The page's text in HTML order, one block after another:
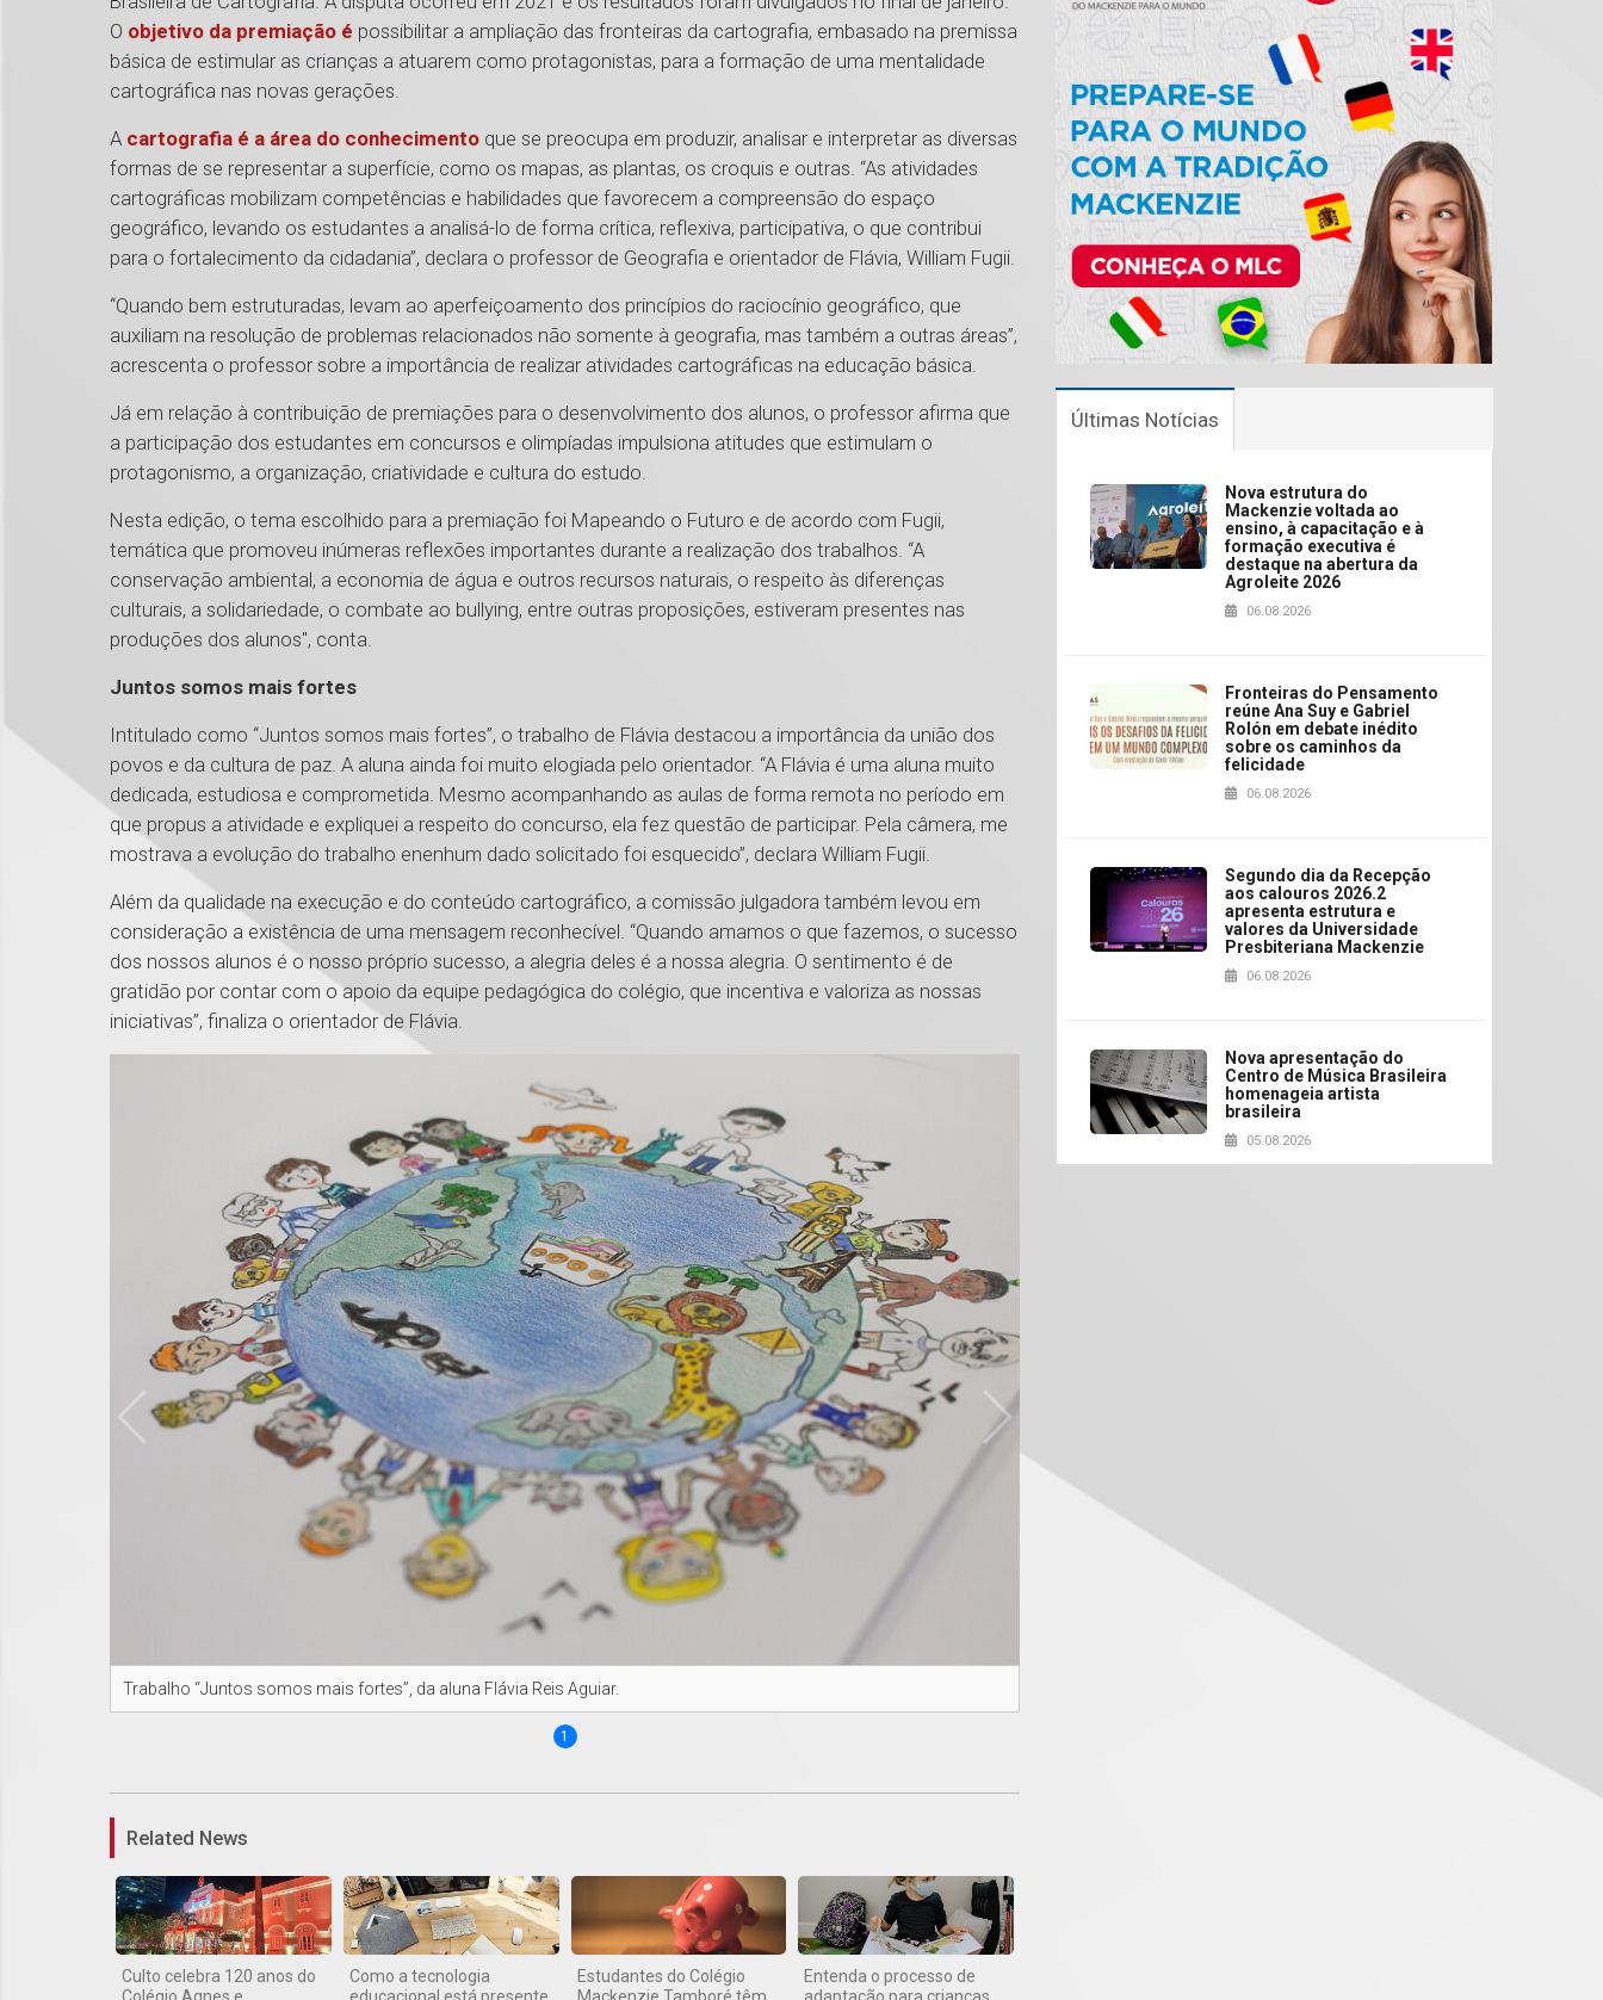
O objetivo da premiação é possibilitar a ampliação das fronteiras da cartografia, embasado na premissa
básica de estimular as crianças a atuarem como protagonistas, para a formação de uma mentalidade
cartográfica nas novas gerações.
A cartografia é a área do conhecimento que se preocupa em produzir, analisar e interpretar as diversas
formas de se representar a superfície, como os mapas, as plantas, os croquis e outras. “As atividades
cartográficas mobilizam competências e habilidades que favorecem a compreensão do espaço
geográfico, levando os estudantes a analisá-lo de forma crítica, reflexiva, participativa, o que contribui
para o fortalecimento da cidadania”, declara o professor de Geografia e orientador de Flávia, William Fugii.
“Quando bem estruturadas, levam ao aperfeiçoamento dos princípios do raciocínio geográfico, que
auxiliam na resolução de problemas relacionados não somente à geografia, mas também a outras áreas”,
acrescenta o professor sobre a importância de realizar atividades cartográficas na educação básica.
Já em relação à contribuição de premiações para o desenvolvimento dos alunos, o professor afirma que
a participação dos estudantes em concursos e olimpíadas impulsiona atitudes que estimulam o
protagonismo, a organização, criatividade e cultura do estudo.
Nesta edição, o tema escolhido para a premiação foi Mapeando o Futuro e de acordo com Fugii,
temática que promoveu inúmeras reflexões importantes durante a realização dos trabalhos. “A
conservação ambiental, a economia de água e outros recursos naturais, o respeito às diferenças
culturais, a solidariedade, o combate ao bullying, entre outras proposições, estiveram presentes nas
produções dos alunos", conta.
Juntos somos mais fortes
Intitulado como “Juntos somos mais fortes”, o trabalho de Flávia destacou a importância da união dos
povos e da cultura de paz. A aluna ainda foi muito elogiada pelo orientador. “A Flávia é uma aluna muito
dedicada, estudiosa e comprometida. Mesmo acompanhando as aulas de forma remota no período em
que propus a atividade e expliquei a respeito do concurso, ela fez questão de participar. Pela câmera, me
mostrava a evolução do trabalho e​nenhum dado solicitado foi esquecido”, declara William Fugii.
Além da qualidade na execução e do conteúdo cartográfico, a comissão julgadora também levou em
consideração a existência de uma mensagem reconhecível. “Quando amamos o que fazemos, o sucesso
dos nossos alunos é o nosso próprio sucesso, a alegria deles é a nossa alegria. O sentimento é de
gratidão por contar com o apoio da equipe pedagógica do colégio, que incentiva e valoriza as nossas
iniciativas”, finaliza o orientador de Flávia.
Trabalho “Juntos somos mais fortes”, da aluna Flávia Reis Aguiar.
1
Related News
Culto celebra 120 anos do
Como a tecnologia
Estudantes do Colégio
Entenda o processo de
Últimas Notícias
Nova estrutura do
Mackenzie voltada ao
ensino, à capacitação e à
formação executiva é
destaque na abertura da
Agroleite 2026
06.08.2026
Fronteiras do Pensamento
reúne Ana Suy e Gabriel
Rolón em debate inédito
sobre os caminhos da
felicidade
06.08.2026
Segundo dia da Recepção
aos calouros 2026.2
apresenta estrutura e
valores da Universidade
Presbiteriana Mackenzie
06.08.2026
Nova apresentação do
Centro de Música Brasileira
homenageia artista
brasileira
05.08.2026